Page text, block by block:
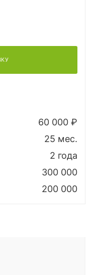
60 000 ₽
25 мес.
2 года
300 000
200 000